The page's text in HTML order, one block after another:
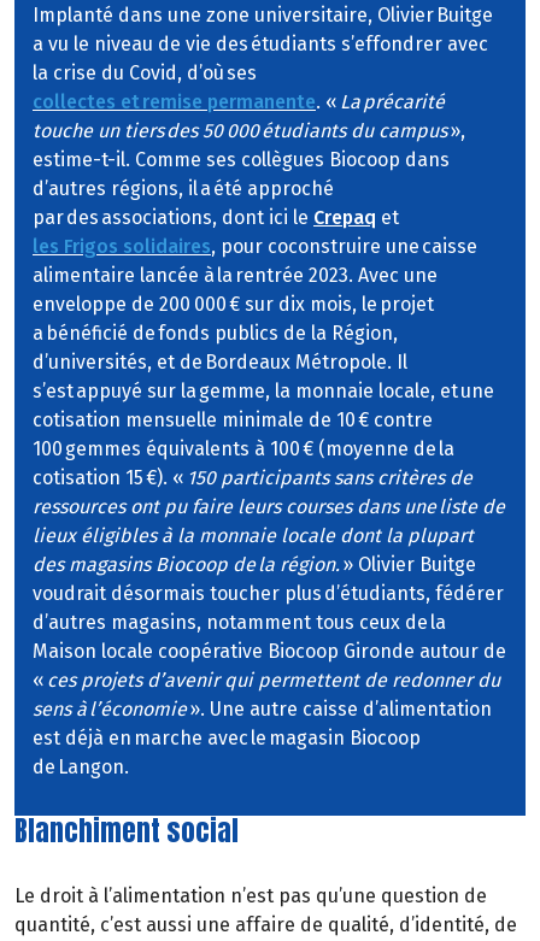
Implanté dans une zone universitaire, Olivier Buitge
a vu le niveau de vie des étudiants s’effondrer avec
la crise du Covid, d’où ses
collectes et remise permanente. « La précarité
touche un tiers des 50 000 étudiants du campus»,
estime-t-il. Comme ses collègues Biocoop dans
d’autres régions, il a été approché
par des associations, dont ici le Crepaq et
les Frigos solidaires, pour coconstruire une caisse
alimentaire lancée à la rentrée 2023. Avec une
enveloppe de 200 000 € sur dix mois, le projet
a bénéficié de fonds publics de la Région,
d’universités, et de Bordeaux Métropole. Il
s’est appuyé sur la gemme, la monnaie locale, et une
cotisation mensuelle minimale de 10 € contre
100 gemmes équivalents à 100 € (moyenne de la
cotisation 15 €). « 150 participants sans critères de
ressources ont pu faire leurs courses dans une liste de
lieux éligibles à la monnaie locale dont la plupart
des magasins Biocoop de la région.» Olivier Buitge
voudrait désormais toucher plus d’étudiants, fédérer
d’autres magasins, notamment tous ceux de la
Maison locale coopérative Biocoop Gironde autour de
« ces projets d’avenir qui permettent de redonner du
sens à l’économie». Une autre caisse d’alimentation
est déjà en marche avec le magasin Biocoop
de Langon.
Blanchiment social
Le droit à l’alimentation n’est pas qu’une question de
quantité, c’est aussi une affaire de qualité, d’identité, de